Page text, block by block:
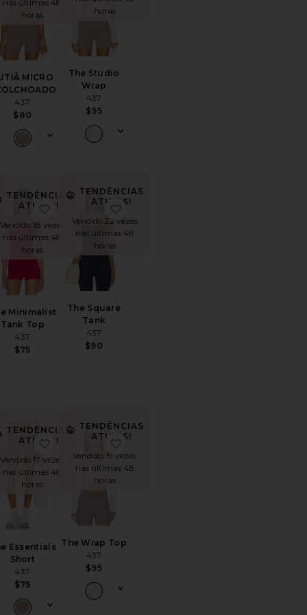
nas últimas 48
horas
MICRO
437
$80
horas
The Studio
Wrap
437
$95
TopPerfect Capri Pants
TENDÊNCIAS
ATUAIS!
Vendido 18 vezes
nas últimas 48
horas
Minimalist
Tank Top
437
$75
favoritoThe Minimalist Tank Top
TENDÊNCIAS
ATUAIS!
Vendido 22 vezes
nas últimas 48
horas
The Square
Tank
437
$90
favoritoThe Square Tank
Baseline Tennis Dress
V Legging
TENDÊNCIAS
ATUAIS!
Vendido 17 vezes
nas últimas 48
horas
Essentials
Short
437
$75
favoritoThe Essentials Short
TENDÊNCIAS
ATUAIS!
Vendido 19 vezes
nas últimas 48
horas
The Wrap Top
437
$95
favoritoThe Wrap Top